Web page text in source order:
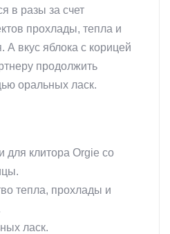
в разы за счет
прохлады, тепла и
А вкус яблока с корицей
продолжить
оральных ласк.
для клитора Orgie со
тепла, прохлады и
ласк.